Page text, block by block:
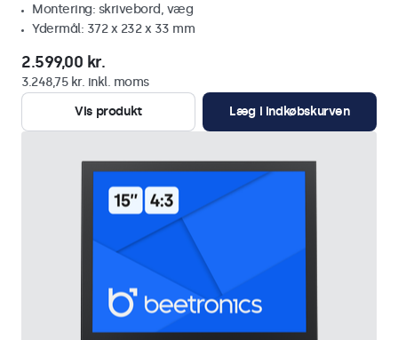
Montering: skrivebord, væg
Ydermål: 372 x 232 x 33 mm
2.599,00 kr.
3.248,75 kr. inkl. moms
Vis produkt
Læg i indkøbskurven